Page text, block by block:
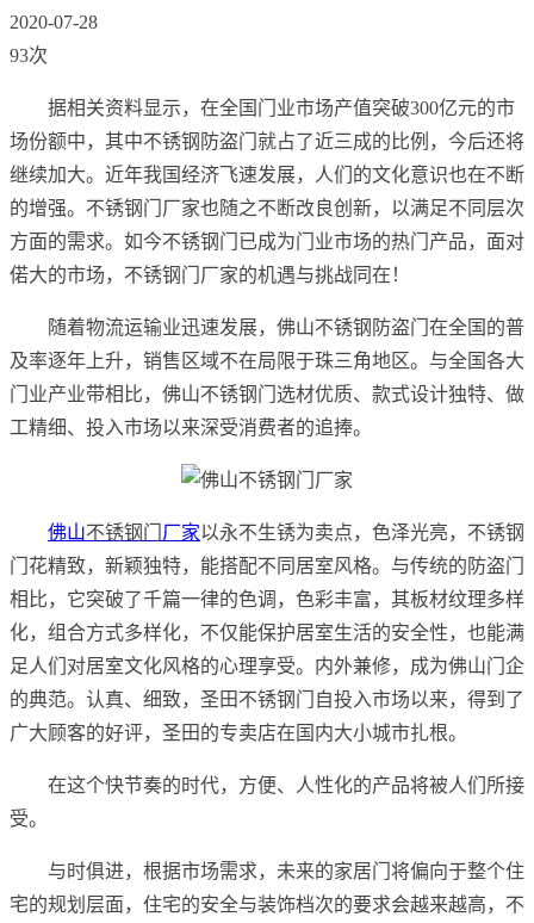
2020-07-28
93次
据相关资料显示，在全国门业市场产值突破300亿元的市
场份额中，其中不锈钢防盗门就占了近三成的比例，今后还将
继续加大。近年我国经济飞速发展，人们的文化意识也在不断
的增强。不锈钢门厂家也随之不断改良创新，以满足不同层次
方面的需求。如今不锈钢门已成为门业市场的热门产品，面对
偌大的市场，不锈钢门厂家的机遇与挑战同在！
随着物流运输业迅速发展，佛山不锈钢防盗门在全国的普
及率逐年上升，销售区域不在局限于珠三角地区。与全国各大
门业产业带相比，佛山不锈钢门选材优质、款式设计独特、做
工精细、投入市场以来深受消费者的追捧。
佛山不锈钢门 厂家以永不生锈为卖点，色泽光亮，不锈钢
门花精致，新颖独特，能搭配不同居室风格。与传统的防盗门
相比，它突破了千篇一律的色调，色彩丰富，其板材纹理多样
化，组合方式多样化，不仅能保护居室生活的安全性，也能满
足人们对居室文化风格的心理享受。内外兼修，成为佛山门企
的典范。认真、细致，圣田不锈钢门自投入市场以来，得到了
广大顾客的好评，圣田的专卖店在国内大小城市扎根。
在这个快节奏的时代，方便、人性化的产品将被人们所接
受。
与时俱进，根据市场需求，未来的家居门将偏向于整个住
宅的规划层面，住宅的安全与装饰档次的要求会越来越高，不